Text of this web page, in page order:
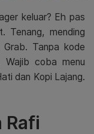
keluar? Eh pas
Tenang, mending
Tanpa kode
Wajib coba menu
dan Kopi Lajang.
Rafi